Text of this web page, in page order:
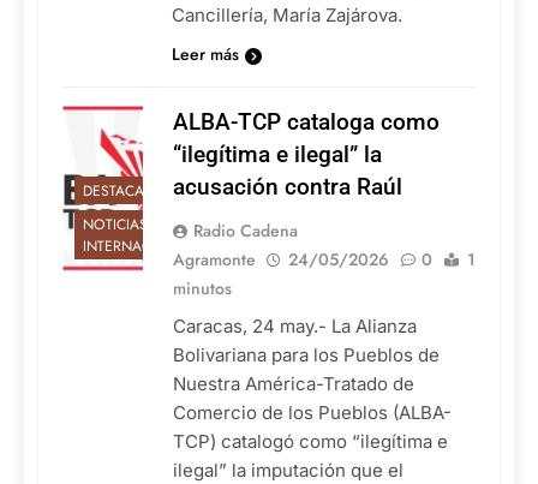
Cancillería, María Zajárova.
Leer más
DESTACADAS
NOTICIAS
INTERNACIONALES
ALBA-TCP cataloga como
“ilegítima e ilegal” la
acusación contra Raúl
Radio Cadena
Agramonte
24/05/2026 0
1
minutos
Caracas, 24 may.- La Alianza
Bolivariana para los Pueblos de
Nuestra América-Tratado de
Comercio de los Pueblos (ALBA-
TCP) catalogó como “ilegítima e
ilegal” la imputación que el